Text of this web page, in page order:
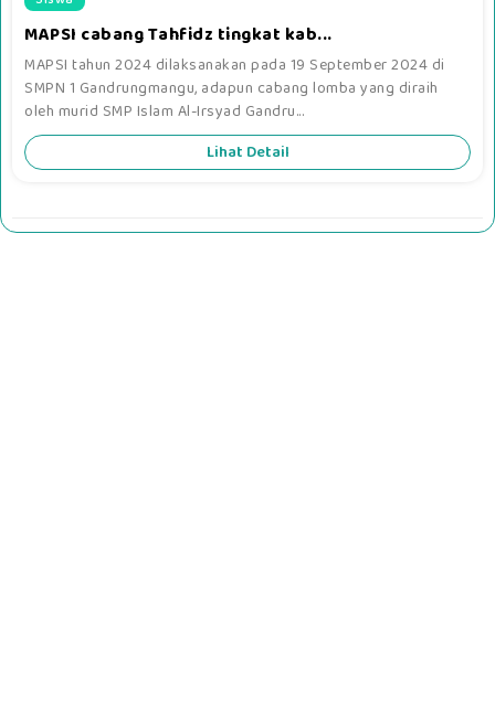
MAPSI cabang Tahfidz tingkat kab...
MAPSI tahun 2024 dilaksanakan pada 19 September 2024 di
SMPN 1 Gandrungmangu, adapun cabang lomba yang diraih
oleh murid SMP Islam Al-Irsyad Gandru...
Lihat Detail